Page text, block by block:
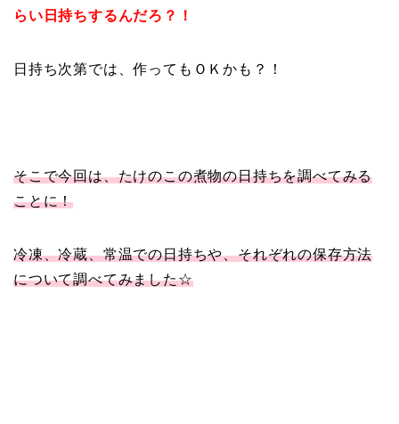
らい日持ちするんだろ？！
日持ち次第では、作ってもＯＫかも？！
そこで今回は、たけのこの煮物の日持ちを調べてみる
ことに！
冷凍、冷蔵、常温での日持ちや、それぞれの保存方法
について調べてみました☆